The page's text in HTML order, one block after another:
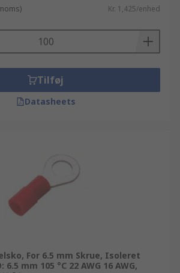
Kr. 1,425/enhed
Tilføj
Datasheets
For 6.5 mm Skrue, Isoleret
mm 105 °C 22 AWG 16 AWG,